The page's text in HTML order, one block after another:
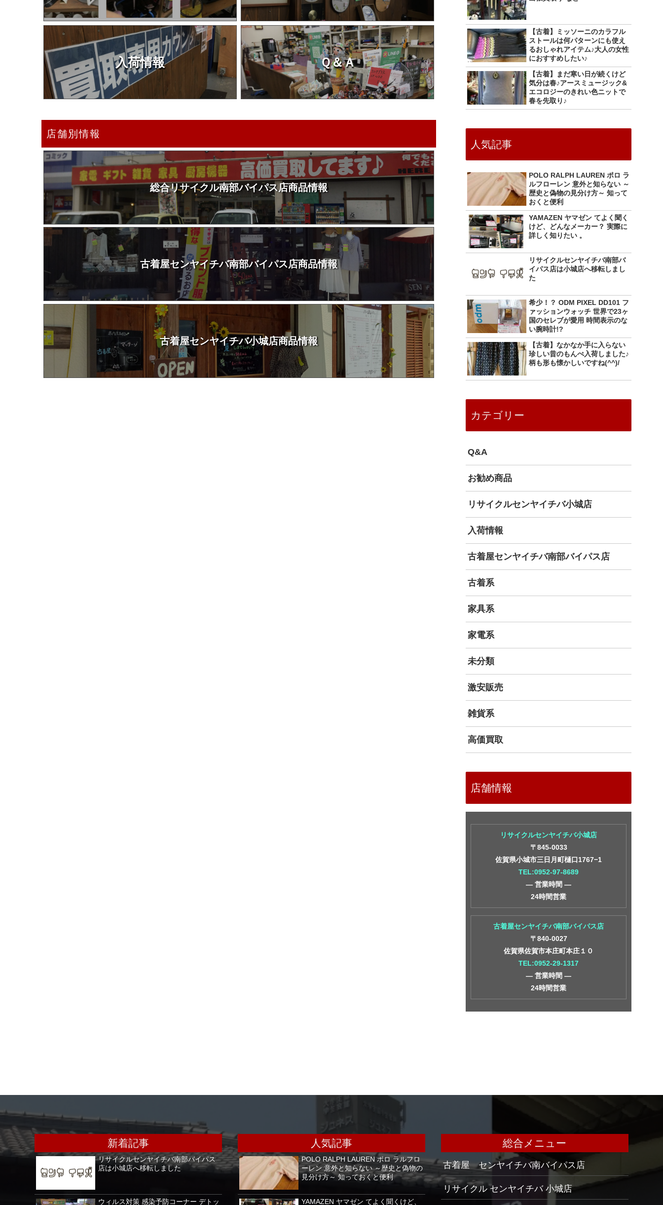
入荷情報 Ｑ＆Ａ
店舗別情報
総合リサイクル南部バイパス店商品情報
古着屋センヤイチバ南部バイパス店商品情報
古着屋センヤイチバ小城店商品情報
【古着】ミッソーニのカラフル
ストールは何パターンにも使え
るおしゃれアイテム♪大人の女性
におすすめしたい♪
【古着】まだ寒い日が続くけど
気分は春♪アースミュージック&
エコロジーのきれい色ニットで
春を先取り♪
人気記事
POLO RALPH LAUREN ポロ ラ
ルフローレン 意外と知らない ～
歴史と偽物の見分け方～ 知って
おくと便利
YAMAZEN ヤマゼン てよく聞く
けど、どんなメーカー？ 実際に
詳しく知りたい 。
リサイクルセンヤイチバ南部バ
イパス店は小城店へ移転しまし
た
希少！？ ODM PIXEL DD101 フ
ァッションウォッチ 世界で23ヶ
国のセレブが愛用 時間表示のな
い腕時計!?
【古着】なかなか手に入らない
珍しい昔のもんぺ入荷しました♪
柄も形も懐かしいですね(^^)/
カテゴリー
Q&A
お勧め商品
リサイクルセンヤイチバ小城店
入荷情報
古着屋センヤイチバ南部バイパス店
古着系
家具系
家電系
未分類
激安販売
雑貨系
高価買取
店舗情報
リサイクルセンヤイチバ小城店
〒845-0033
佐賀県小城市三日月町樋口1767−1
TEL:0952-97-8689
― 営業時間 ―
24時間営業
古着屋センヤイチバ南部バイパス店
〒840-0027
佐賀県佐賀市本庄町本庄１０
TEL:0952-29-1317
― 営業時間 ―
24時間営業
新着記事
リサイクルセンヤイチバ南部バイパス
店は小城店へ移転しました
ウィルス対策 感染予防コーナー デトッ
人気記事
POLO RALPH LAUREN ポロ ラルフロ
ーレン 意外と知らない ～歴史と偽物の
見分け方～ 知っておくと便利
YAMAZEN ヤマゼン てよく聞くけど、
総合メニュー
古着屋 センヤイチバ南バイパス店
リサイクル センヤイチバ 小城店